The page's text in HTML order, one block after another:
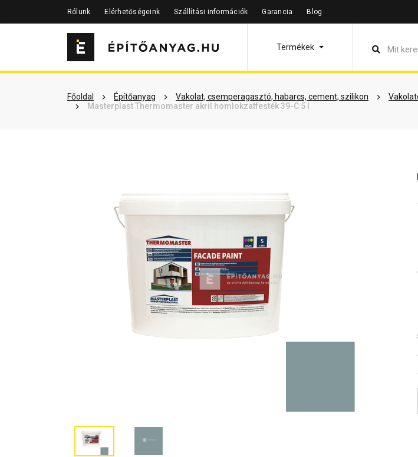
Rólunk Elérhetőségeink Szállítási információk Garancia Blog
Termékek
Főoldal Építőanyag Vakolat, csemperagasztó, habarcs, cement, szilikon
Masterplast Thermomaster akril homlokzatfesték 39-C 5 l
Szükséged lehet rá Részletes leírás Termékinformáció